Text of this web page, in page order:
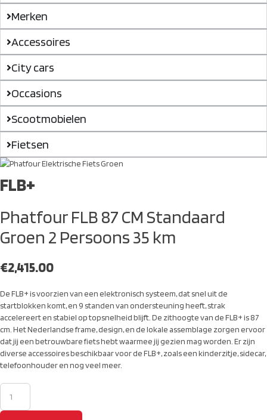
Merken
Accessoires
City cars
Occasions
Scootmobielen
Fietsen
FLB+
Phatfour FLB 87 CM Standaard
Groen 2 Persoons 35 km
€2,415.00
De FLB+ is voorzien van een elektronisch systeem, dat snel uit de
startblokken komt, en 9 standen van ondersteuning heeft, strak
accelereert en stabiel op topsnelheid blijft. De zithoogte van de FLB+ is 87
cm. Het Nederlandse frame, design, en de lokale assemblage zorgen ervoor
dat jij een betrouwbare fiets hebt waarmee jij gezien mag worden. Er zijn
diverse accessoires beschikbaar voor de FLB+, zoals een kinderzitje, sidecar,
telefoonhouder en nog veel meer.
Phatfour
FLB
87